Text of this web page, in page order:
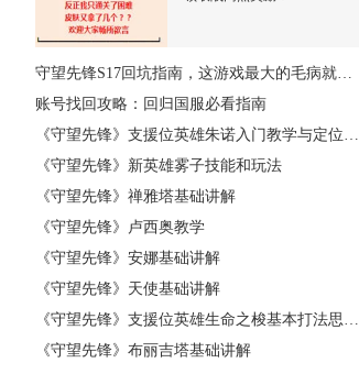
守望先锋S17回坑指南，这游戏最大的毛病就…
账号找回攻略：回归国服必看指南
《守望先锋》支援位英雄朱诺入门教学与定位…
《守望先锋》新英雄雾子技能和玩法
《守望先锋》禅雅塔基础讲解
《守望先锋》卢西奥教学
《守望先锋》安娜基础讲解
《守望先锋》天使基础讲解
《守望先锋》支援位英雄生命之梭基本打法思…
《守望先锋》布丽吉塔基础讲解